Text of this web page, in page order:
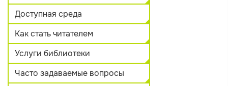
Доступная среда
Как стать читателем
Услуги библиотеки
Часто задаваемые вопросы